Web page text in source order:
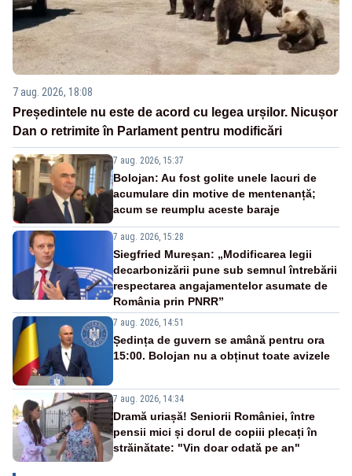
7 aug. 2026, 18:08
Președintele nu este de acord cu legea urșilor. Nicușor
Dan o retrimite în Parlament pentru modificări
7 aug. 2026, 15:37
Bolojan: Au fost golite unele lacuri de
acumulare din motive de mentenanță;
acum se reumplu aceste baraje
7 aug. 2026, 15:28
Siegfried Mureșan: „Modificarea legii
decarbonizării pune sub semnul întrebării
respectarea angajamentelor asumate de
România prin PNRR”
7 aug. 2026, 14:51
Ședința de guvern se amână pentru ora
15:00. Bolojan nu a obținut toate avizele
7 aug. 2026, 14:34
Dramă uriașă! Seniorii României, între
pensii mici și dorul de copiii plecați în
străinătate: "Vin doar odată pe an"